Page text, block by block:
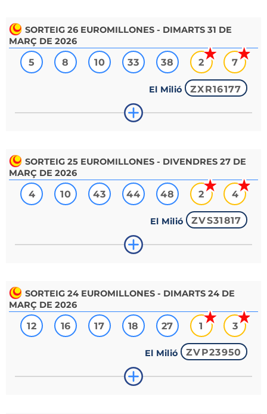
SORTEIG 26 EUROMILLONES - DIMARTS 31 DE
MARÇ DE 2026
5 8 10 33 38 2 7
El Milió ZXR16177
SORTEIG 25 EUROMILLONES - DIVENDRES 27 DE
MARÇ DE 2026
4 10 43 44 48 2 4
El Milió ZVS31817
SORTEIG 24 EUROMILLONES - DIMARTS 24 DE
MARÇ DE 2026
12 16 17 18 27 1 3
El Milió ZVP23950